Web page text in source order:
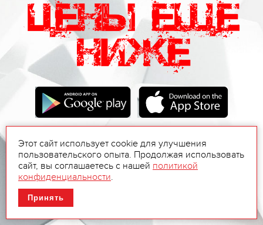
Этот сайт использует cookie для улучшения
пользовательского опыта. Продолжая использовать
сайт, вы соглашаетесь с нашей политикой
конфиденциальности.
Принять